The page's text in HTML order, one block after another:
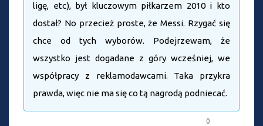
ligę, etc), był kluczowym piłkarzem 2010 i kto
dostał? No przecież proste, że Messi. Rzygać się
chce od tych wyborów. Podejrzewam, że
wszystko jest dogadane z góry wcześniej, we
współpracy z reklamodawcami. Taka przykra
prawda, więc nie ma się co tą nagrodą podniecać.
0